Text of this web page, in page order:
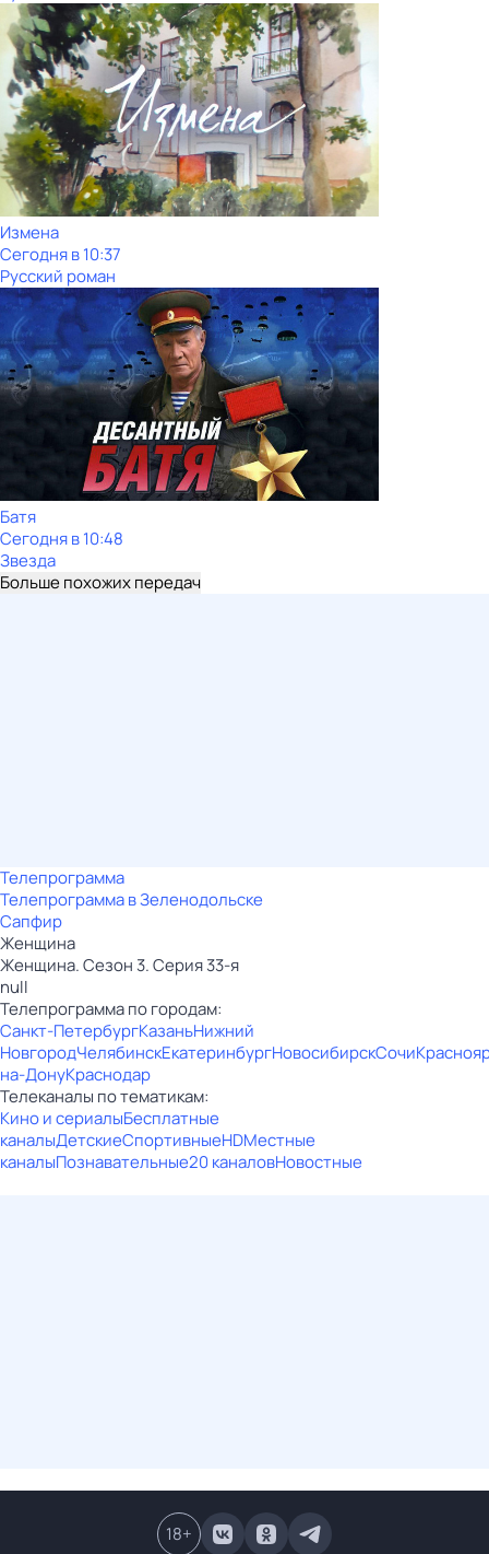
Измена
Сегодня в 10:37
Русский роман
Батя
Сегодня в 10:48
Звезда
Больше похожих передач
Телепрограмма
Телепрограмма в Зеленодольске
Сапфир
Женщина
Женщина. Сезон 3. Серия 33-я
null
Телепрограмма по городам:
Санкт-ПетербургКазаньНижний
НовгородЧелябинскЕкатеринбургНовосибирскСочи
на-ДонуКраснодар
Телеканалы по тематикам:
Кино и сериалыБесплатные
каналыДетскиеСпортивныеHDМестные
каналыПознавательные20 каналовНовостные
18+